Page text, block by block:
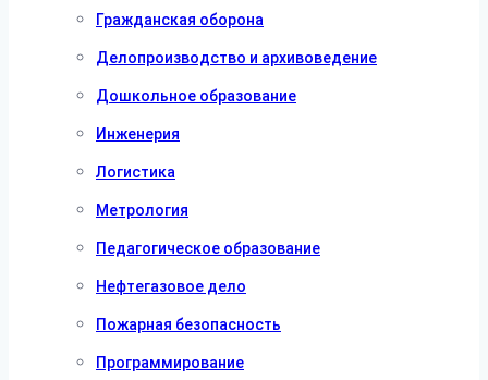
Гражданская оборона
Делопроизводство и архивоведение
Дошкольное образование
Инженерия
Логистика
Метрология
Педагогическое образование
Нефтегазовое дело
Пожарная безопасность
Программирование